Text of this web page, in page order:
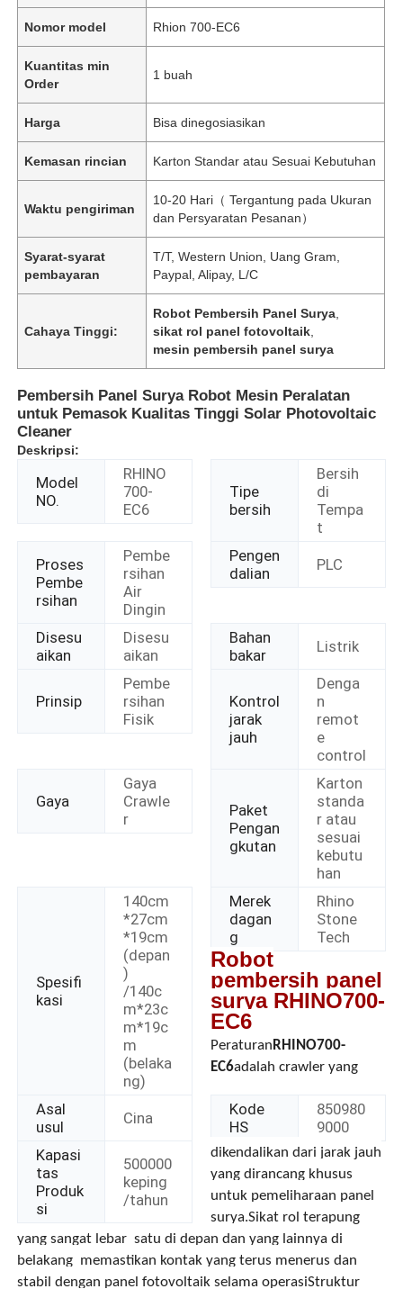
Rumah
Video
Nomor model Rhion 700-EC6
Kuantitas min
Order
1 buah
Harga Bisa dinegosiasikan
Kemasan rincian Karton Standar atau Sesuai Kebutuhan
Waktu pengiriman
10-20 Hari（ Tergantung pada Ukuran
dan Persyaratan Pesanan）
Syarat-syarat
pembayaran
T/T, Western Union, Uang Gram,
Paypal, Alipay, L/C
Cahaya Tinggi:
Robot Pembersih Panel Surya
sikat rol panel fotovoltaik
mesin pembersih panel surya
Pembersih Panel Surya Robot Mesin Peralatan
untuk Pemasok Kualitas Tinggi Solar Photovoltaic
Cleaner
Deskripsi:
Model
NO.
RHINO
700-
EC6
Tipe
bersih
Bersih
di
Tempa
t
Proses
Pembe
rsihan
Pembe
rsihan
Air
Dingin
Pengen
dalian
PLC
Disesu
aikan
Disesu
aikan
Bahan
bakar
Listrik
Prinsip
Pembe
rsihan
Fisik
Kontrol
jarak
jauh
Denga
n
remot
e
control
Gaya
Gaya
Crawle
r
Paket
Pengan
gkutan
Karton
standa
r atau
sesuai
kebutu
han
Spesifi
kasi
140cm
*27cm
*19cm
(depan
)
/140c
m*23c
m*19c
m
(belaka
ng)
Merek
dagan
g
Rhino
Stone
Tech
Asal
usul
Cina
Kode
HS
850980
9000
Kapasi
tas
Produk
si
500000
keping
/tahun
Robot
pembersih panel
surya RHINO700-
EC6
Peraturan RHINO700-
EC6adalah crawler yang
dikendalikan dari jarak jauh
yang dirancang khusus
untuk pemeliharaan panel
surya.Sikat rol terapung
yang sangat lebar  satu di depan dan yang lainnya di
belakang  memastikan kontak yang terus menerus dan
stabil dengan panel fotovoltaik selama operasiStruktur